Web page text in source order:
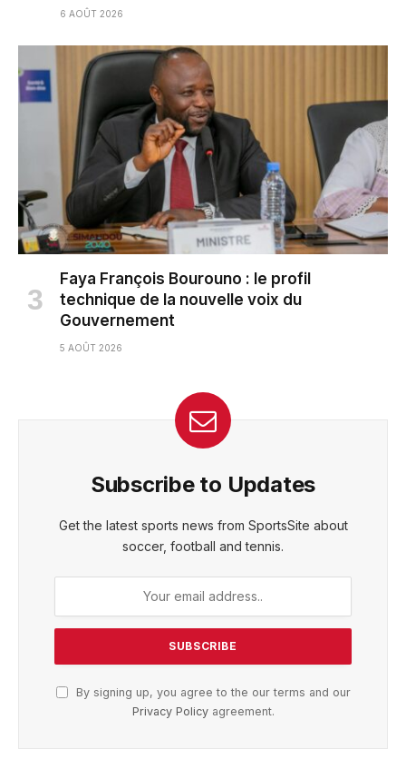
6 AOÛT 2026
Faya François Bourouno : le profil
technique de la nouvelle voix du
Gouvernement
5 AOÛT 2026
Subscribe to Updates
Get the latest sports news from SportsSite about
soccer, football and tennis.
By signing up, you agree to the our terms and our
Privacy Policyagreement.